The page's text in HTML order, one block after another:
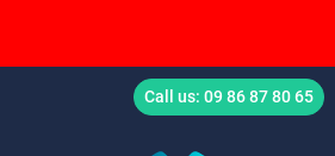
Call us: 09 86 87 80 65